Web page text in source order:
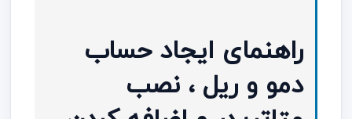
راهنمای ایجاد حساب
دمو و ریل ، نصب